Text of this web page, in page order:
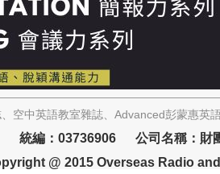
空中英語教室雜誌、Advanced彭蒙惠
統編：03736906 公司名稱：財
@ 2015 Overseas Radio